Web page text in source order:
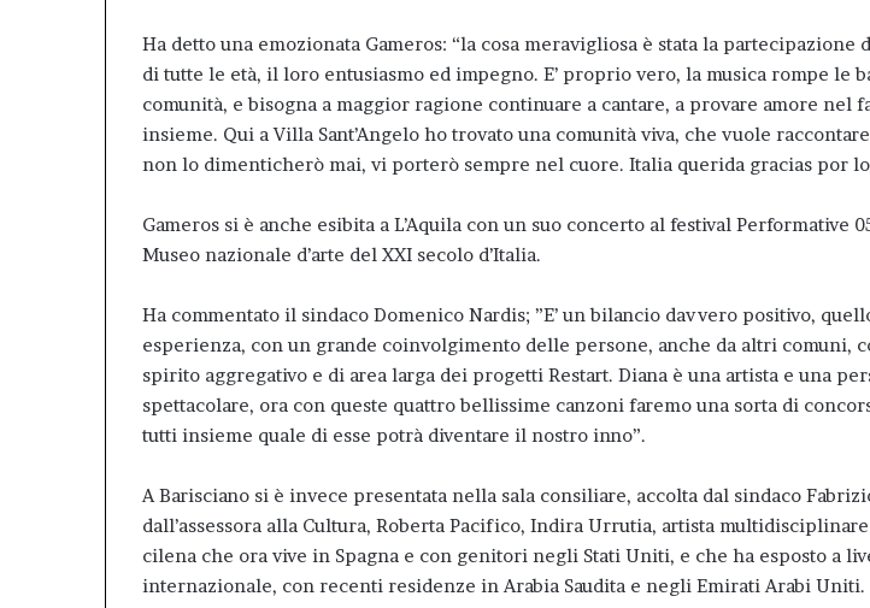
Ha detto una emozionata Gameros: “la cosa meravigliosa è stata la partecipazione
di tutte le età, il loro entusiasmo ed impegno. E’ proprio vero, la musica rompe le
comunità, e bisogna a maggior ragione continuare a cantare, a provare amore nel
insieme. Qui a Villa Sant’Angelo ho trovato una comunità viva, che vuole
non lo dimenticherò mai, vi porterò sempre nel cuore. Italia querida gracias por lo
Gameros si è anche esibita a L’Aquila con un suo concerto al festival Performative
Museo nazionale d’arte del XXI secolo d’Italia.
Ha commentato il sindaco Domenico Nardis; ”E’ un bilancio davvero positivo,
esperienza, con un grande coinvolgimento delle persone, anche da altri comuni,
spirito aggregativo e di area larga dei progetti Restart. Diana è una artista e una
spettacolare, ora con queste quattro bellissime canzoni faremo una sorta di
tutti insieme quale di esse potrà diventare il nostro inno”.
A Barisciano si è invece presentata nella sala consiliare, accolta dal sindaco
dall’assessora alla Cultura, Roberta Pacifico, Indira Urrutia, artista
cilena che ora vive in Spagna e con genitori negli Stati Uniti, e che ha esposto a
internazionale, con recenti residenze in Arabia Saudita e negli Emirati Arabi Uniti.